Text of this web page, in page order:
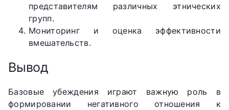
представителям различных этнических
групп.
Мониторинг и оценка эффективности
вмешательств.
Вывод
Базовые убеждения играют важную роль в
формировании негативного отношения к